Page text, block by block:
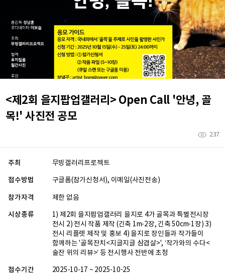
<제2회 을지팝업갤러리> Open Call '안녕, 골
목!' 사진전 공모
237
주최 무빙갤러리프로젝트
접수방법 구글폼(참가신청서), 이메일(사진전송)
참가자격 제한 없음
시상종류
1) 제2회 을지팝업갤러리 을지로 4가 골목과 특별전시장
전시 2) 전시 작품 제작 (긴축 1m-2장, 긴축 50cm-1장) 3)
전시 리플렛 제작 및 홍보 4) 을지로 장인들과 작가들이
함께하는 '골목잔치<지글지글 삼겹살>', ‘작가와의 수다<
술잔 위의 리뷰>’ 등 전시행사 전반에 초청
접수기간 2025-10-17 ~ 2025-10-25